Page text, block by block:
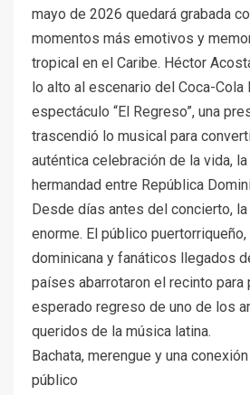
mayo de 2026 quedará grabada
momentos más emotivos y
tropical en el Caribe. Héctor
lo alto al escenario del Coca-
espectáculo “El Regreso”, una
trascendió lo musical para
auténtica celebración de la vida,
hermandad entre República
Desde días antes del concierto,
enorme. El público
dominicana y fanáticos llegados
países abarrotaron el recinto para
esperado regreso de uno de los
queridos de la música latina.
Bachata, merengue y una
público